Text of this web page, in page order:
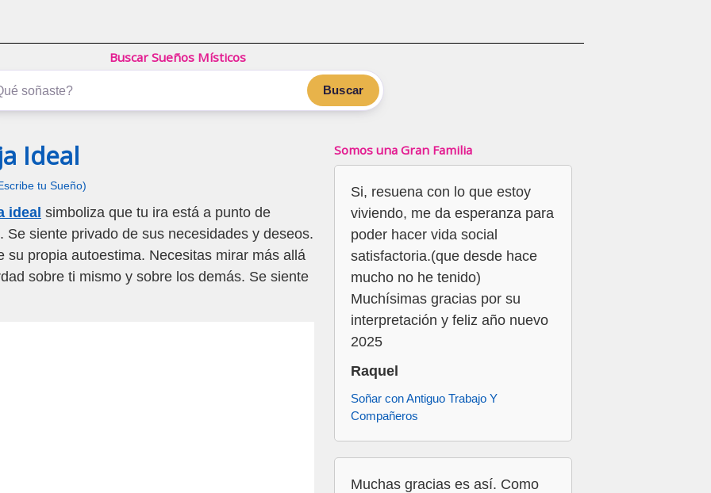
Buscar Sueños Místicos
Buscar
Ideal
tu Sueño)
ideal simboliza que tu ira está a punto de
siente privado de sus necesidades y deseos.
su propia autoestima. Necesitas mirar más allá
sobre ti mismo y sobre los demás. Se siente
Somos una Gran Familia
Si, resuena con lo que estoy
viviendo, me da esperanza para
poder hacer vida social
satisfactoria.(que desde hace
mucho no he tenido)
Muchísimas gracias por su
interpretación y feliz año nuevo
2025
Raquel
Soñar con Antiguo Trabajo Y
Compañeros
Muchas gracias es así. Como